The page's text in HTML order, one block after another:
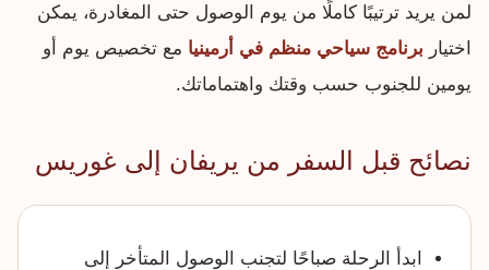
لمن يريد ترتيبًا كاملًا من يوم الوصول حتى المغادرة، يمكن
اختيار برنامج سياحي منظم في أرمينيا مع تخصيص يوم أو
يومين للجنوب حسب وقتك واهتماماتك.
نصائح قبل السفر من يريفان إلى غوريس
ابدأ الرحلة صباحًا لتجنب الوصول المتأخر إلى